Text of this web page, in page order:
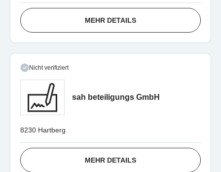
MEHR DETAILS
Nicht verifiziert
sah beteiligungs GmbH
8230 Hartberg
MEHR DETAILS